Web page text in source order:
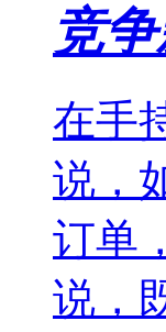
竞
在手
说，
订单
说，